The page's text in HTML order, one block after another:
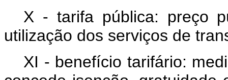
X - tarifa pública: preço
utilização dos serviços de
XI - benefício tarifário: